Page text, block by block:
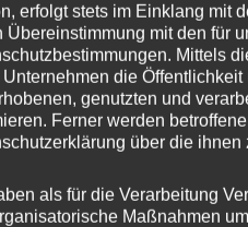
zur Erinnerung an
an, die sich an französischen
war um die
1977 durch einen 17-
Rudolfstiftung in Klinik
erfolgt stets im Einklang mit
Übereinstimmung mit den für
Mittels
Unternehmen die
genutzten und
Ferner werden
über die
als für die Verarbeitung
Maßnahmen